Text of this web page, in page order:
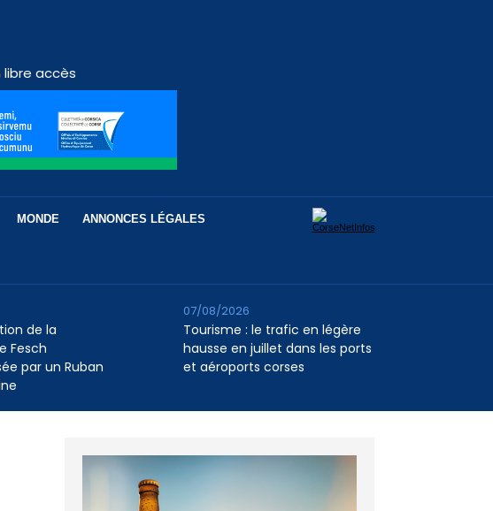
libre accès
MONDE ANNONCES LÉGALES
de la
Fesch
par un Ruban
Tourisme : le trafic en légère
hausse en juillet dans les ports
et aéroports corses
07/08/2026